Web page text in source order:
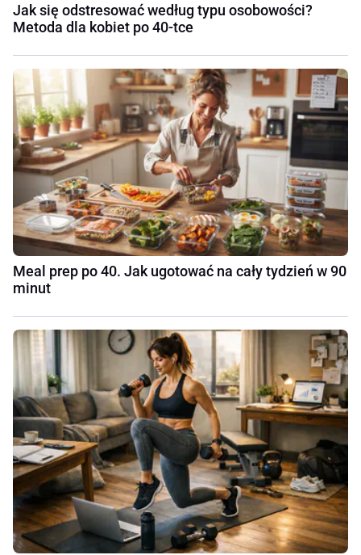
Jak się odstresować według typu osobowości?
Metoda dla kobiet po 40-tce
Meal prep po 40. Jak ugotować na cały tydzień w 90
minut